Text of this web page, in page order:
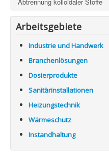
Abtrennung kolloidaler Stoffe
Arbeitsgebiete
Industrie und Handwerk
Branchenlösungen
Dosierprodukte
Sanitärinstallationen
Heizungstechnik
Wärmeschutz
Instandhaltung